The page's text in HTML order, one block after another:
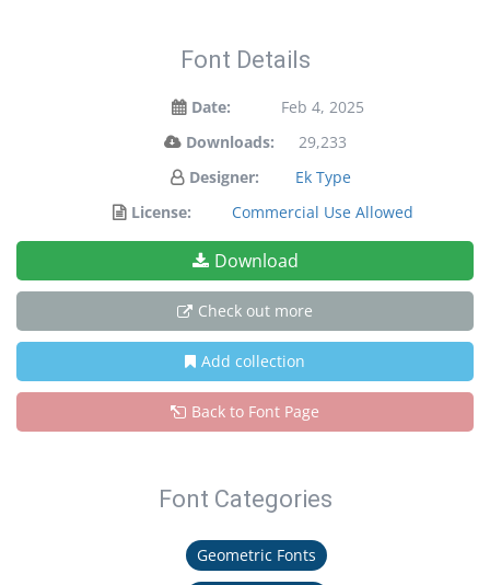
Font Details
Date:
Feb 4, 2025
Downloads:
29,233
Designer:
Ek Type
License:
Commercial Use Allowed
Download
Check out more
Add collection
Back to Font Page
Font Categories
Geometric Fonts